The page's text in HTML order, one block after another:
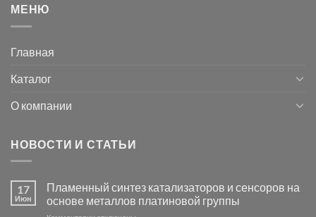
МЕНЮ
Главная
Каталог
О компании
НОВОСТИ И СТАТЬИ
17
Июн
Пламенный синтез катализаторов и сенсоров на
основе металлов платиновой группы